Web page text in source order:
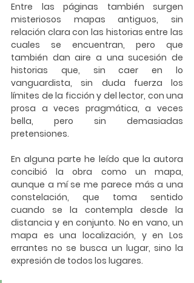
Entre las páginas también surgen
misteriosos mapas antiguos, sin
relación clara con las historias entre las
cuales se encuentran, pero que
también dan aire a una sucesión de
historias que, sin caer en lo
vanguardista, sin duda fuerza los
límites de la ficción y del lector, con una
prosa a veces pragmática, a veces
bella, pero sin demasiadas
pretensiones.
En alguna parte he leído que la autora
concibió la obra como un mapa,
aunque a mí se me parece más a una
constelación, que toma sentido
cuando se la contempla desde la
distancia y en conjunto. No en vano, un
mapa es una localización, y en Los
errantes no se busca un lugar, sino la
expresión de todos los lugares.